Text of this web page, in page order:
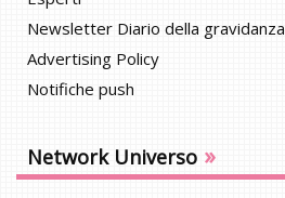
Newsletter Diario della gravidanza
Advertising Policy
Notifiche push
Network Universo »